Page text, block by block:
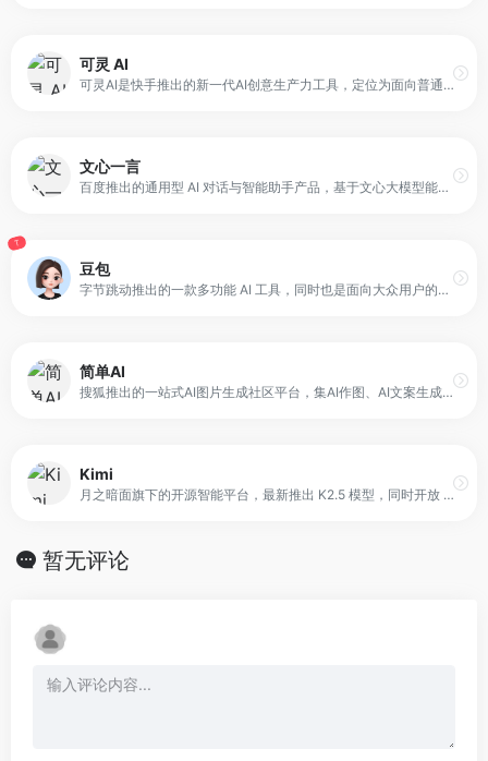
可灵 AI
可灵AI是快手推出的新一代AI创意生产力工具，定位为面向普通创作者和内容团队的“创意生成平台”。它基于快手自研的大模型，聚焦视频与图像内容的生成与编辑，提供从素材创作到镜头规划的完整链路支持。
文心一言
百度推出的通用型 AI 对话与智能助手产品，基于文心大模型能力构建。它既可以作为智能伙伴进行日常聊天、回答问题、画图识图，也可以作为 AI 助手，在写作、文案创作、文档阅读、智能翻译等任务中为用户提供实用支持，帮助更高效地完成工作和学习相关事项。
T
豆包
字节跳动推出的一款多功能 AI 工具，同时也是面向大众用户的免费 AI 聊天机器人。它基于豆包大模型构建，核心能力集中在自然语言理解、多轮对话和任务辅助上。用户可以通过对话的方式，让豆包完成写作、阅读分析、信息整合以及多种创意类任务。
简单AI
搜狐推出的一站式AI图片生成社区平台，集AI作图、AI文案生成、AI图片处理与创作社区于一体。用户通过文字输入即可生成多风格图像，同时支持图片生成图片、图像风格转换及个人写真生成。
Kimi
月之暗面旗下的开源智能平台，最新推出 K2.5 模型，同时开放 Agent 集群预览版。平台以视觉编程为核心，结合智能 Agent 技术，支持从像素级网页复刻到专家级办公任务交付，为用户提供可视化、自动化的任务管理与执行能力。
暂无评论